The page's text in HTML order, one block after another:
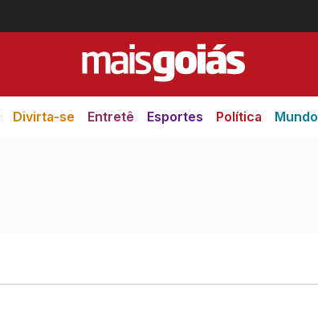
Divirta-se Entretê Esportes Política Mundo